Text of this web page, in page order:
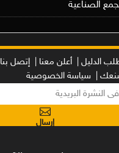
الصناعية
الدليل | أعلن معنا | إتصل بنا |
|
سياسة الخصوصية
إرسال